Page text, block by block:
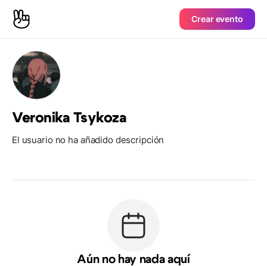
Crear evento
Veronika Tsykoza
El usuario no ha añadido descripción
Aún no hay nada aquí